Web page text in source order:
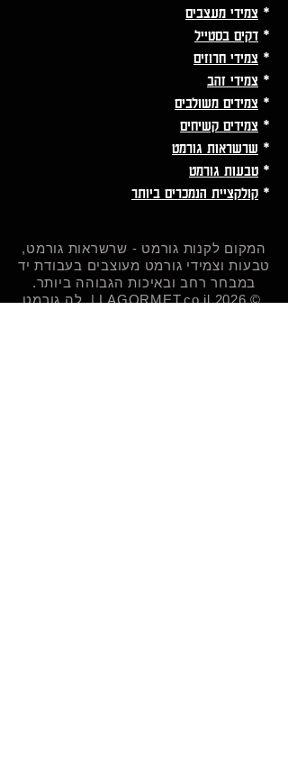
* צמידי מעצבים
* דקים בסטייל
* צמידי חרוזים
* צמידי זהב
* צמידים משולבים
* צמידים קשיחים
* שרשראות גורמט
* טבעות גורמט
* קולקציית הנמכרים ביותר
המקום לקנות גורמט - שרשראות גורמט,
טבעות וצמידי גורמט מעוצבים בעבודת יד
במבחר רחב ובאיכות הגבוהה ביותר.​
© 2026 LAGORMET.co.il | לה גורמט